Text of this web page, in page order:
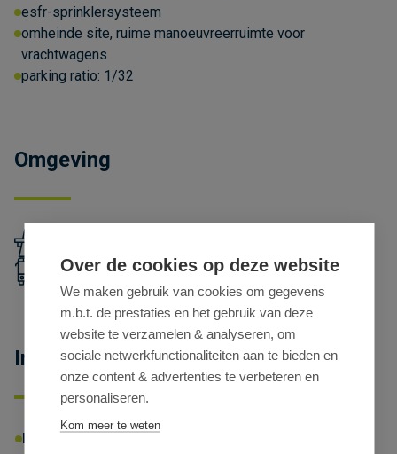
esfr-sprinklersysteem
omheinde site, ruime manoeuvreerruimte voor
vrachtwagens
parking ratio: 1/32
Omgeving
bushalte lijn 5 op 700m
Informatieplicht
EPC-NR Energielabel:
Over de cookies op deze website
We maken gebruik van cookies om gegevens
m.b.t. de prestaties en het gebruik van deze
website te verzamelen & analyseren, om
sociale netwerkfunctionaliteiten aan te bieden en
onze content & advertenties te verbeteren en
personaliseren.
Kom meer te weten